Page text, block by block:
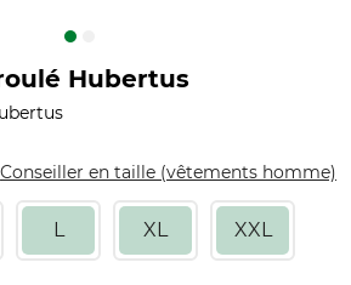
Hubertus
Conseiller en taille (vêtements homme)
L XL XXL